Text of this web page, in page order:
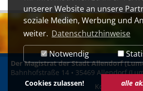
unserer Website an unsere
soziale Medien, Werbung und
weiter. Datenschutzhinweise
Notwendig
Cookies zulassen! alle
Der Magistrat der Stadt Allendorf
Bahnhofstraße 14 • 35469 Allendorf
Kontakt